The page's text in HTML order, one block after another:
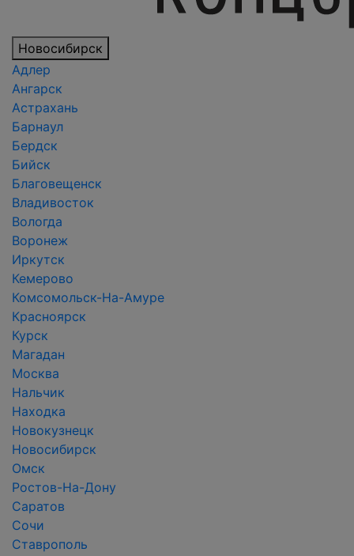
Новосибирск
Адлер
Ангарск
Астрахань
Барнаул
Бердск
Бийск
Благовещенск
Владивосток
Вологда
Воронеж
Иркутск
Кемерово
Комсомольск-На-Амуре
Красноярск
Курск
Магадан
Москва
Нальчик
Находка
Новокузнецк
Новосибирск
Омск
Ростов-На-Дону
Саратов
Сочи
Ставрополь